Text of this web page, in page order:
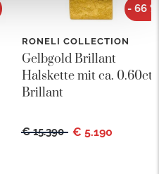
- 66 %
RONELI COLLECTION
Gelbgold Brillant
Halskette mit ca. 0.60ct
Brillant
€ 15.390 € 5.190